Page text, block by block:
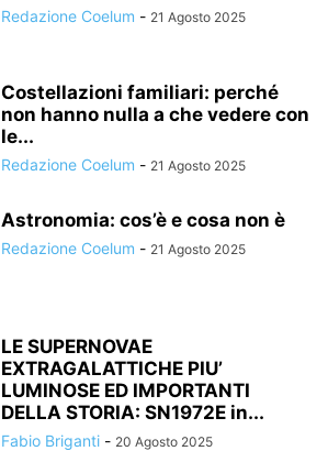
Redazione Coelum - 21 Agosto 2025
Costellazioni familiari: perché
non hanno nulla a che vedere con
le...
Redazione Coelum - 21 Agosto 2025
Astronomia: cos’è e cosa non è
Redazione Coelum - 21 Agosto 2025
LE SUPERNOVAE
EXTRAGALATTICHE PIU’
LUMINOSE ED IMPORTANTI
DELLA STORIA: SN1972E in...
Fabio Briganti - 20 Agosto 2025